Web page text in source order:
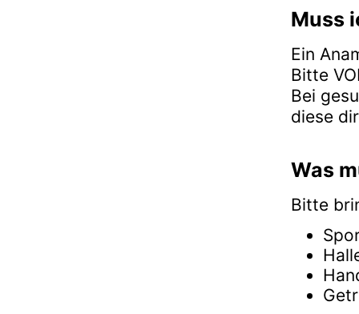
Muss
Ein
Bitte
Bei
diese
Was
Bitte